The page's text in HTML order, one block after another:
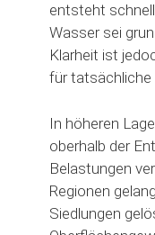
entsteht
Wasser sei
Klarheit ist
für tatsächliche
In höheren
oberhalb der
Belastungen
Regionen
Siedlungen